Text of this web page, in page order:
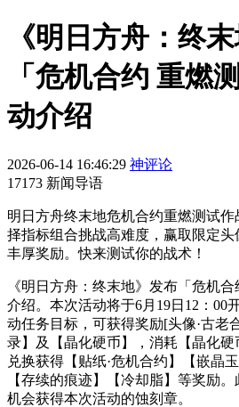
《明日方舟：终
「危机合约 重燃
动介绍
2026-06-14 16:46:29 神评论
17173 新闻导语
明日方舟终末地危机合约重燃测试
择指标组合挑战高难度，赢取限定
丰厚奖励。快来测试你的战术！
《明日方舟：终末地》发布「危机
介绍。本次活动将于6月19日12：00
动任务目标，可获得奖励[头像·古老
录】及【晶化硬币】，消耗【晶化
兑换获得【贴纸·危机合约】【嵌晶
【存续的痕迹】【冷却脂】等奖励
机会获得本次活动的蚀刻章。